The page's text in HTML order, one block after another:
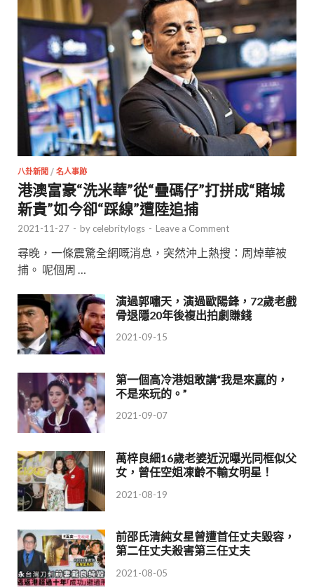
八卦新聞 / 名人事跡
港澳富豪“洗米華”從“疊碼仔”打拼成“賭城
新貴”如今卻“踩線”遭陸追捕
2021-11-27 - by celebritylogs - Leave a Comment
尋晚，一條震驚全網嘅消息，突然沖上熱搜：周焯華被
捕。 呢個周 …
演過郭嘯天，演過歐陽鋒，72歲老戲
骨退隱20年後複出拍劇賺錢
2021-09-15
第一個高冷港姐敢講“我是來贏的，
不是來玩的。”
2021-09-07
萬梓良細16歲老婆近況曝光同框似父
女，曾任空姐凍齡不輸女明星！
2021-08-19
前邵氏清純女星曾遭首任丈夫毀容，
第二任丈夫殺害第三任丈夫
2021-08-05